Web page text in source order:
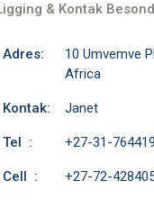
& Kontak
Adres:
10 Umvemve
Africa
Kontak: Janet
Tel : +27-31-
Cell : +27-72-